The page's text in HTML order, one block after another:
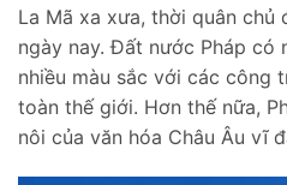
La Mã xa xưa, thời quân chủ
ngày nay. Đất nước Pháp có
nhiều màu sắc với các công
toàn thế giới. Hơn thế nữa,
nôi của văn hóa Châu Âu vĩ